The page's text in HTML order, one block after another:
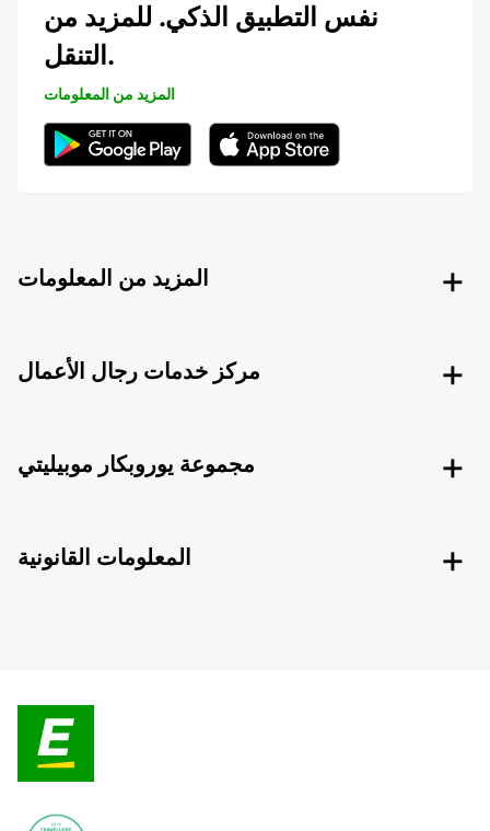
نفس التطبيق الذكي. للمزيد من
التنقل.
المزيد من المعلومات
المزيد من المعلومات
مركز خدمات رجال الأعمال
مجموعة يوروبكار موبيليتي
المعلومات القانونية